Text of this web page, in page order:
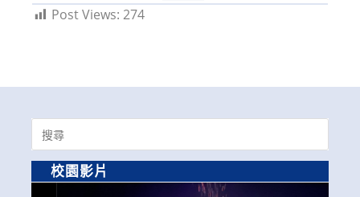
Post Views: 274
Search
for:
校園影片